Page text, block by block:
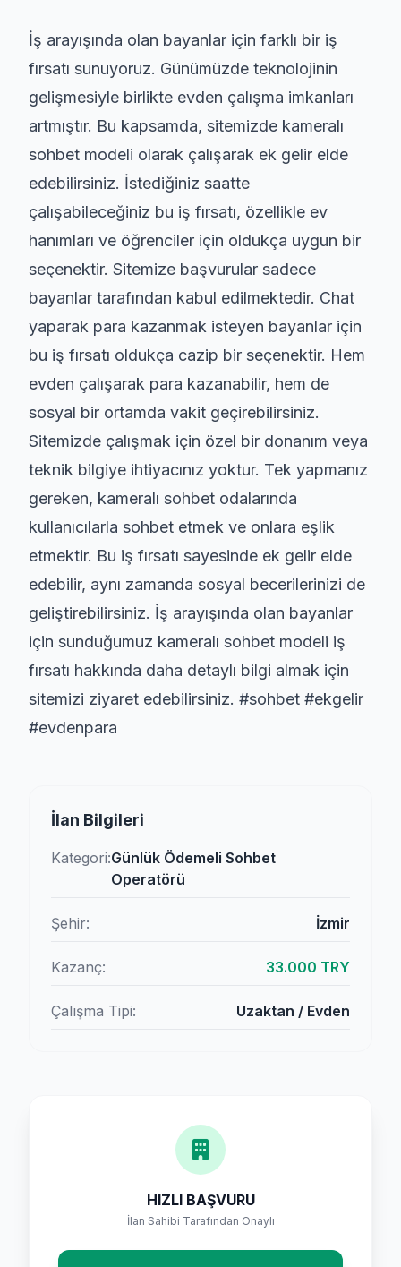
İş arayışında olan bayanlar için farklı bir iş
fırsatı sunuyoruz. Günümüzde teknolojinin
gelişmesiyle birlikte evden çalışma imkanları
artmıştır. Bu kapsamda, sitemizde kameralı
sohbet modeli olarak çalışarak ek gelir elde
edebilirsiniz. İstediğiniz saatte
çalışabileceğiniz bu iş fırsatı, özellikle ev
hanımları ve öğrenciler için oldukça uygun bir
seçenektir. Sitemize başvurular sadece
bayanlar tarafından kabul edilmektedir. Chat
yaparak para kazanmak isteyen bayanlar için
bu iş fırsatı oldukça cazip bir seçenektir. Hem
evden çalışarak para kazanabilir, hem de
sosyal bir ortamda vakit geçirebilirsiniz.
Sitemizde çalışmak için özel bir donanım veya
teknik bilgiye ihtiyacınız yoktur. Tek yapmanız
gereken, kameralı sohbet odalarında
kullanıcılarla sohbet etmek ve onlara eşlik
etmektir. Bu iş fırsatı sayesinde ek gelir elde
edebilir, aynı zamanda sosyal becerilerinizi de
geliştirebilirsiniz. İş arayışında olan bayanlar
için sunduğumuz kameralı sohbet modeli iş
fırsatı hakkında daha detaylı bilgi almak için
sitemizi ziyaret edebilirsiniz. #sohbet #ekgelir
#evdenpara
İlan Bilgileri
Kategori:Günlük Ödemeli Sohbet
Operatörü
Şehir: İzmir
Kazanç: 33.000 TRY
Çalışma Tipi: Uzaktan / Evden
HIZLI BAŞVURU
İlan Sahibi Tarafından Onaylı